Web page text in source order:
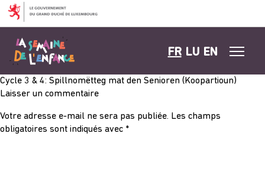
Aller au contenu
FR LU EN
Cycle 3 & 4: Spillnomëtteg mat den Senioren (Koopartioun)
Laisser un commentaire
Votre adresse e-mail ne sera pas publiée. Les champs
obligatoires sont indiqués avec *